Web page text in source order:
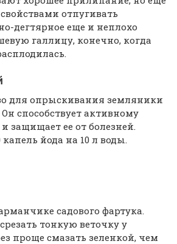
отпугивать
дегтярное еще и неплохо
галлицу, конечно, когда
для опрыскивания земляники
способствует активному
защищает ее от болезней.
капель йода на 10 л воды.
садового фартука.
тонкую веточку у
проще смазать зеленкой, чем